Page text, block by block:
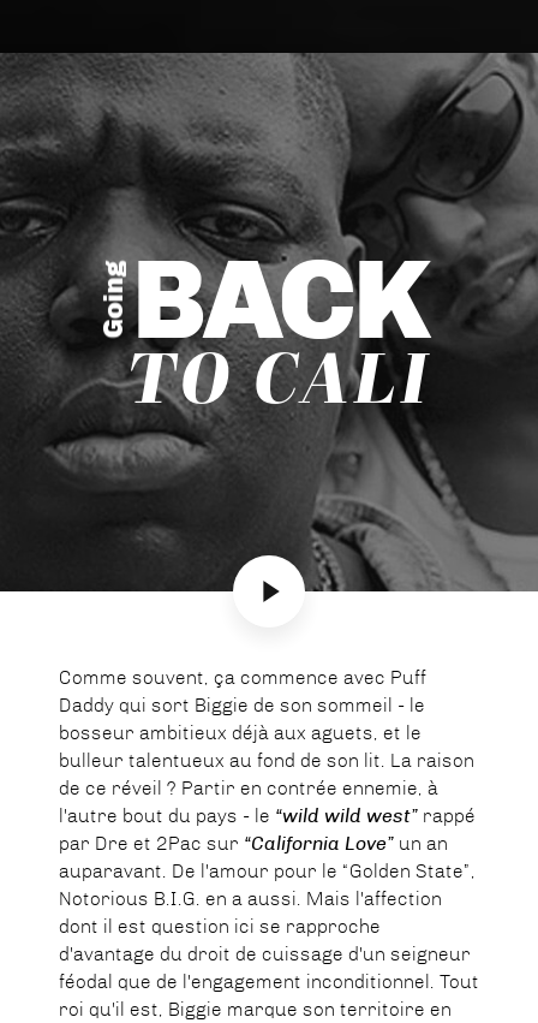
GoingBACK
TO CALI
Comme souvent, ça commence avec Puff
Daddy qui sort Biggie de son sommeil - le
bosseur ambitieux déjà aux aguets, et le
bulleur talentueux au fond de son lit. La raison
de ce réveil ? Partir en contrée ennemie, à
l'autre bout du pays - le “wild wild west” rappé
par Dre et 2Pac sur “California Love” un an
auparavant. De l'amour pour le “Golden State”,
Notorious B.I.G. en a aussi. Mais l'affection
dont il est question ici se rapproche
d'avantage du droit de cuissage d'un seigneur
féodal que de l'engagement inconditionnel. Tout
roi qu'il est, Biggie marque son territoire en